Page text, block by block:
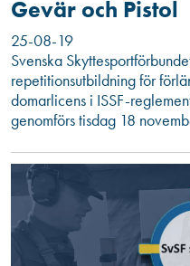
Gevär och Pistol
25-08-19
Svenska
repetitionsutbildning för
domarlicens i ISSF-
genomförs tisdag 18